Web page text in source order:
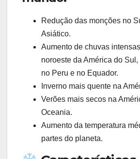
Redução das monções no
Asiático.
Aumento de chuvas
noroeste da América do
no Peru e no Equador.
Inverno mais quente na
Verões mais secos na
Oceania.
Aumento da temperatura
partes do planeta.